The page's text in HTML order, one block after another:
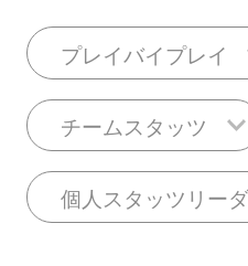
プレイバイプレイ
チームスタッツ
個人スタッツリー